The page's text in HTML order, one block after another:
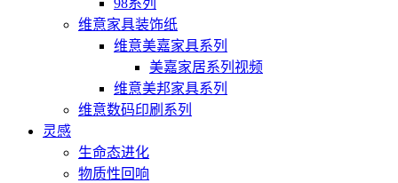
98系列
维意家具装饰纸
维意美嘉家具系列
美嘉家居系列视频
维意美邦家具系列
维意数码印刷系列
灵感
生命态进化
物质性回响